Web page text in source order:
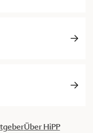
Über HiPP